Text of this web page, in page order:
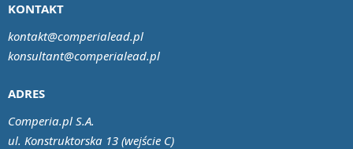
ADRES
Comperia.pl S.A.
ul. Konstruktorska 13 (wejście C)
KONTAKT
kontakt@comperialead.pl
konsultant@comperialead.pl